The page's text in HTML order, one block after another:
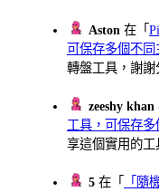
Aston 在「
可保存多個不同
轉盤工具，謝謝
zeeshy khan
工具，可保存多
享這個實用的工
5 在「
「隨